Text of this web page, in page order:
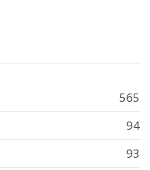
565
94
93